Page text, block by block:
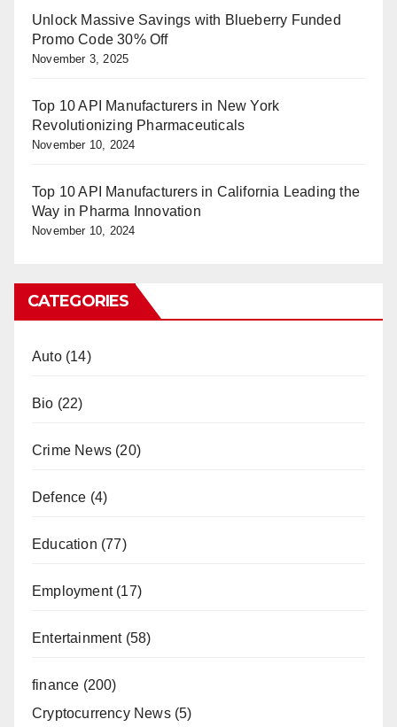
Unlock Massive Savings with Blueberry Funded
Promo Code 30% Off
November 3, 2025
Top 10 API Manufacturers in New York
Revolutionizing Pharmaceuticals
November 10, 2024
Top 10 API Manufacturers in California Leading the
Way in Pharma Innovation
November 10, 2024
CATEGORIES
Auto(14)
Bio (22)
Crime News (20)
Defence (4)
Education (77)
Employment(17)
Entertainment(58)
finance (200)
Cryptocurrency News(5)